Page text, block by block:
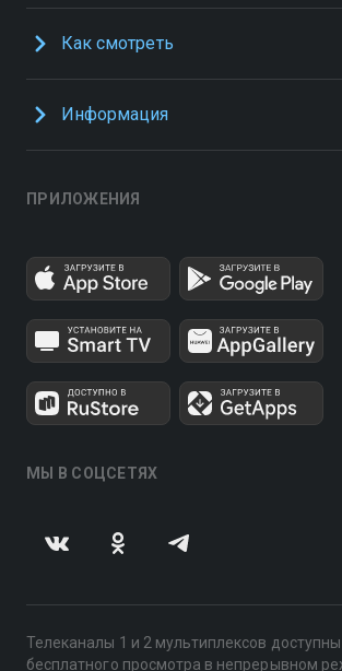
Как смотреть
Информация
ПРИЛОЖЕНИЯ
МЫ В СОЦСЕТЯХ
Телеканалы 1 и 2 мультиплексов
бесплатного просмотра в непрерывном